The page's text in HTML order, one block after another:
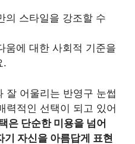
의 스타일을 강조할 수
움에 대한 사회적 기준을
.
잘 어울리는 반영구 눈썹
력적인 선택이 되고 있어
은 단순한 미용을 넘어
자신을 아름답게 표현